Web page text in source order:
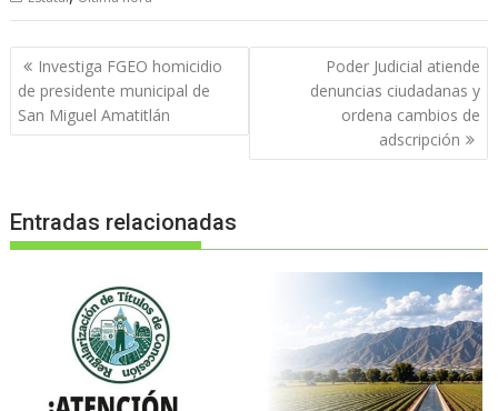
Navegación
de
entradas
Investiga FGEO homicidio
de presidente municipal de
San Miguel Amatitlán
Poder Judicial atiende
denuncias ciudadanas y
ordena cambios de
adscripción
Entradas relacionadas